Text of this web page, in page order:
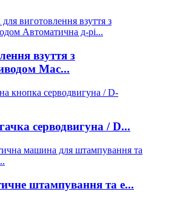
взуття з
Mac...
серводвигуна / D...
штампування та е...